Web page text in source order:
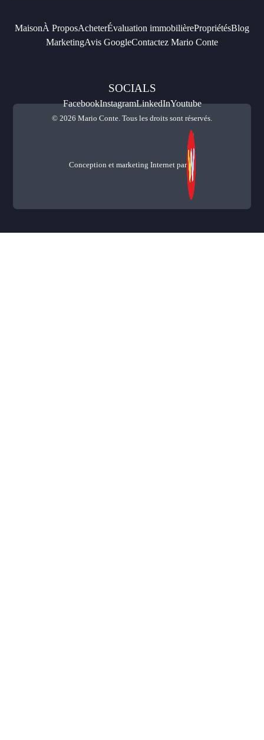
MaisonÀ ProposAcheterÉvaluation immobilièrePropriétésBlog
MarketingAvis GoogleContactez Mario Conte
SOCIALS
FacebookInstagramLinkedInYoutube
© 2026 Mario Conte. Tous les droits sont réservés.
Conception et marketing Internet par